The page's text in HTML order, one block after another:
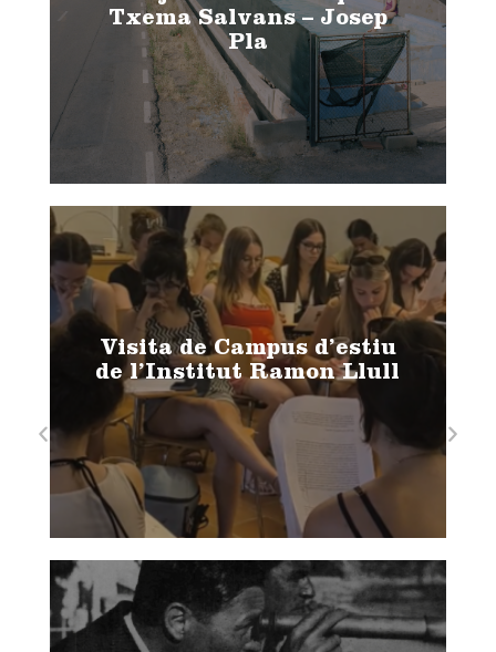
Txema Salvans – Josep
Pla
Visita de Campus d’estiu
de l’Institut Ramon Llull